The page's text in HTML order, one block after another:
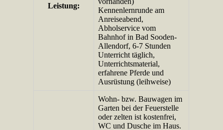
Leistung:
Kennenlernrunde am
Anreiseabend,
Abholservice vom
Bahnhof in Bad Sooden-
Allendorf, 6-7 Stunden
Unterricht täglich,
Unterrichtsmaterial,
erfahrene Pferde und
Ausrüstung (leihweise)
Wohn- bzw. Bauwagen im
Garten bei der Feuerstelle
oder zelten ist kostenfrei,
WC und Dusche im Haus.